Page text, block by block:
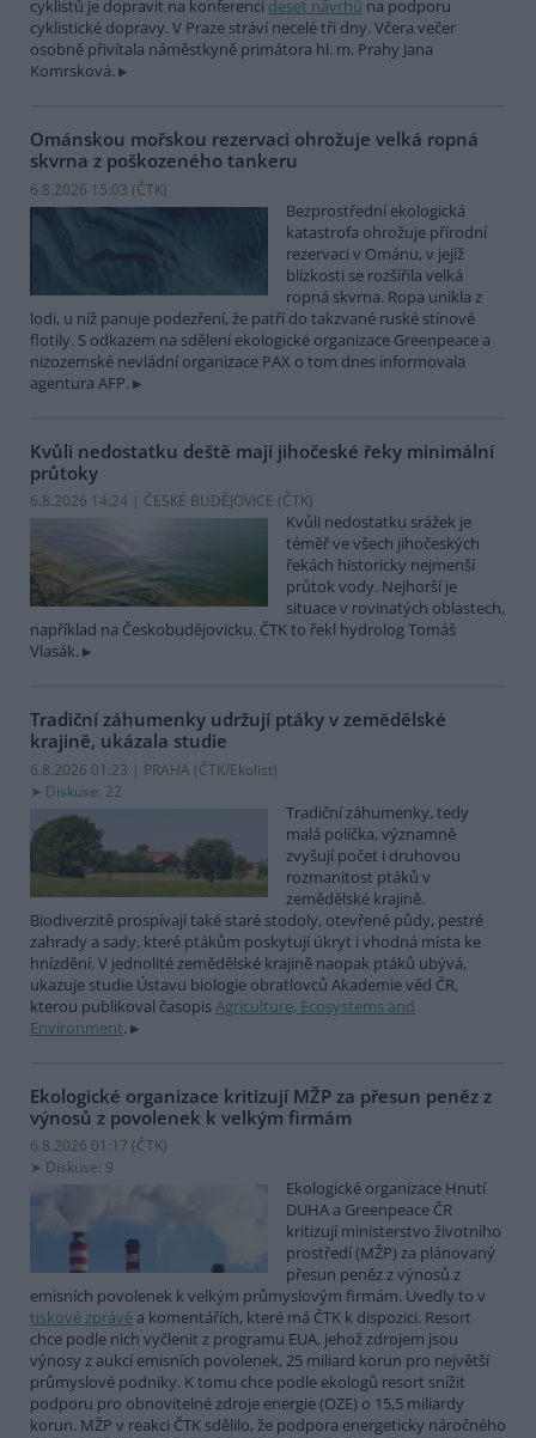
cyklistů je dopravit na konferenci deset návrhů na podporu
cyklistické dopravy. V Praze stráví necelé tři dny. Včera večer
osobně přivítala náměstkyně primátora hl. m. Prahy Jana
Komrsková.
Ománskou mořskou rezervaci ohrožuje velká ropná
skvrna z poškozeného tankeru
6.8.2026 15:03 (ČTK)
Bezprostřední ekologická
katastrofa ohrožuje přírodní
rezervaci v Ománu, v jejíž
blízkosti se rozšířila velká
ropná skvrna. Ropa unikla z
lodi, u níž panuje podezření, že patří do takzvané ruské stínové
flotily. S odkazem na sdělení ekologické organizace Greenpeace a
nizozemské nevládní organizace PAX o tom dnes informovala
agentura AFP.
Kvůli nedostatku deště mají jihočeské řeky minimální
průtoky
6.8.2026 14:24 | ČESKÉ BUDĚJOVICE (ČTK)
Kvůli nedostatku srážek je
téměř ve všech jihočeských
řekách historicky nejmenší
průtok vody. Nejhorší je
situace v rovinatých oblastech,
například na Českobudějovicku. ČTK to řekl hydrolog Tomáš
Vlasák.
Tradiční záhumenky udržují ptáky v zemědělské
krajině, ukázala studie
6.8.2026 01:23 | PRAHA (ČTK/Ekolist)
Diskuse: 22
Tradiční záhumenky, tedy
malá políčka, významně
zvyšují počet i druhovou
rozmanitost ptáků v
zemědělské krajině.
Biodiverzitě prospívají také staré stodoly, otevřené půdy, pestré
zahrady a sady, které ptákům poskytují úkryt i vhodná místa ke
hnízdění. V jednolité zemědělské krajině naopak ptáků ubývá,
ukazuje studie Ústavu biologie obratlovců Akademie věd ČR,
kterou publikoval časopisAgriculture, Ecosystems and
Environment.
Ekologické organizace kritizují MŽP za přesun peněz z
výnosů z povolenek k velkým firmám
6.8.2026 01:17 (ČTK)
Diskuse: 9
Ekologické organizace Hnutí
DUHA a Greenpeace ČR
kritizují ministerstvo životního
prostředí (MŽP) za plánovaný
přesun peněz z výnosů z
emisních povolenek k velkým průmyslovým firmám. Uvedly to v
tiskové zprávě a komentářích, které má ČTK k dispozici. Resort
chce podle nich vyčlenit z programu EUA, jehož zdrojem jsou
výnosy z aukcí emisních povolenek, 25 miliard korun pro největší
průmyslové podniky. K tomu chce podle ekologů resort snížit
podporu pro obnovitelné zdroje energie (OZE) o 15,5 miliardy
korun. MŽP v reakci ČTK sdělilo, že podpora energeticky náročného